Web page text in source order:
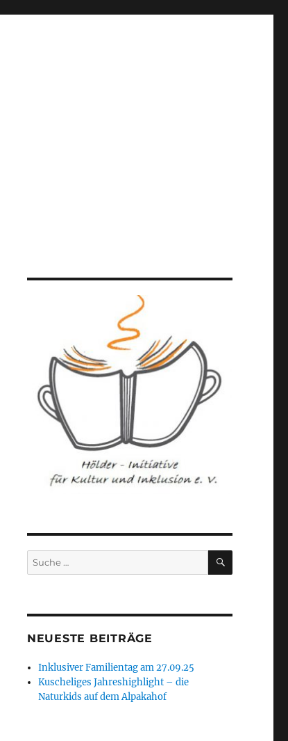
Suche
nach:
SUCHEN
NEUESTE BEITRÄGE
Inklusiver Familientag am 27.09.25
Kuscheliges Jahreshighlight – die
Naturkids auf dem Alpakahof